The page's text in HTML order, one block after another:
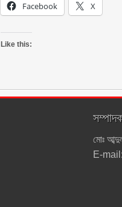
Facebook X
Like this:
মোঃ
E-